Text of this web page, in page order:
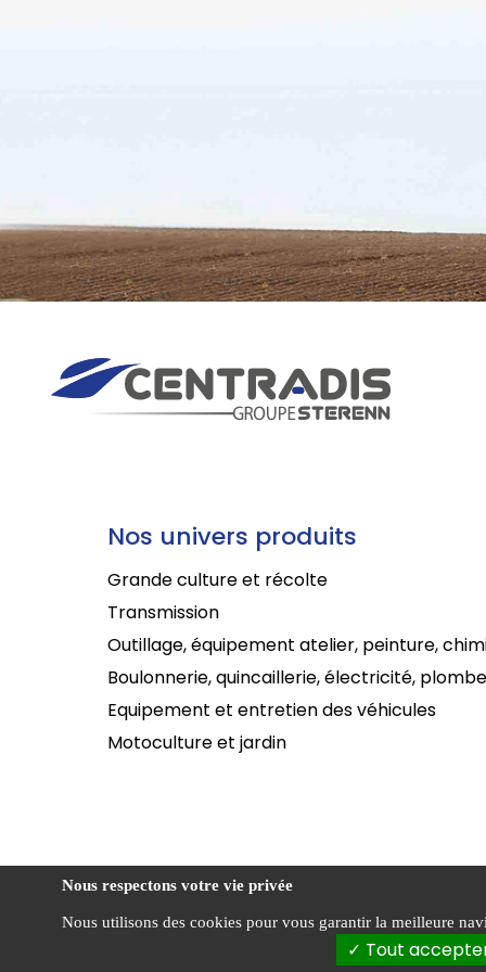
Nos univers produits
Grande culture et récolte
Transmission
Outillage, équipement atelier, peinture,
Boulonnerie, quincaillerie, électricité,
Equipement et entretien des véhicules
Motoculture et jardin
CENTRADIS ©
Nous respectons votre vie privée
Nous utilisons des cookies pour vous garantir la meilleure
Tout